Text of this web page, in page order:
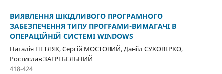
ВИЯВЛЕННЯ ШКІДЛИВОГО ПРОГРАМНОГО
ЗАБЕЗПЕЧЕННЯ ТИПУ ПРОГРАМИ-ВИМАГАЧІ В
ОПЕРАЦІЙНІЙ СИСТЕМІ WINDOWS
Наталія ПЕТЛЯК, Сергій МОСТОВИЙ, Даніїл СУХОВЕРКО,
Ростислав ЗАГРЕБЕЛЬНИЙ
418-424